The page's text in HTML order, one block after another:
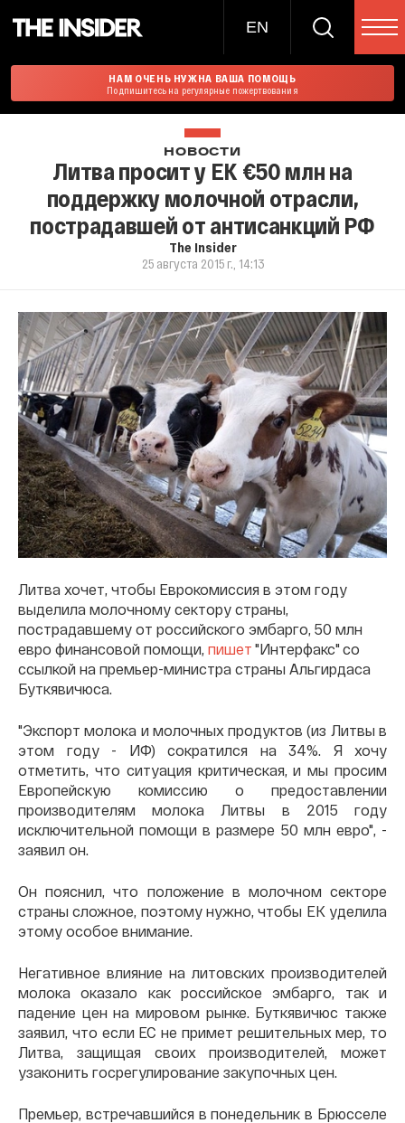
EN
НАМ ОЧЕНЬ НУЖНА ВАША ПОМОЩЬ
Подпишитесь на регулярные пожертвования
НОВОСТИ
Литва просит у ЕК €50 млн на
поддержку молочной отрасли,
пострадавшей от антисанкций РФ
The Insider
25 августа 2015 г., 14:13
Литва хочет, чтобы Еврокомиссия в этом году
выделила молочному сектору страны,
пострадавшему от российского эмбарго, 50 млн
евро финансовой помощи, пишет "Интерфакс" со
ссылкой на премьер-министра страны Альгирдаса
Буткявичюса.
"Экспорт молока и молочных продуктов (из Литвы в
этом году - ИФ) сократился на 34%. Я хочу
отметить, что ситуация критическая, и мы просим
Европейскую комиссию о предоставлении
производителям молока Литвы в 2015 году
исключительной помощи в размере 50 млн евро", -
заявил он.
Он пояснил, что положение в молочном секторе
страны сложное, поэтому нужно, чтобы ЕК уделила
этому особое внимание.
Негативное влияние на литовских производителей
молока оказало как российское эмбарго, так и
падение цен на мировом рынке. Буткявичюс также
заявил, что если ЕС не примет решительных мер, то
Литва, защищая своих производителей, может
узаконить госрегулирование закупочных цен.
Премьер, встречавшийся в понедельник в Брюсселе